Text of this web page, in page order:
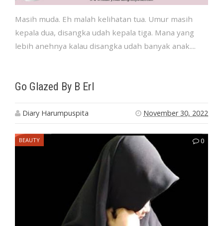
Masih muda. Eh malah kelihatan tua. Umur masih
kepala dua, disangka udah kepala tiga. Mana yang
lebih anehnya kalau disangka udah banyak anak....
Go Glazed By B Erl
Diary Harumpuspita November 30, 2022
BEAUTY 0